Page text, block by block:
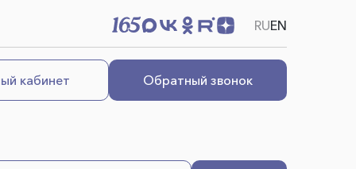
RUEN
Обратный звонок
кабинет